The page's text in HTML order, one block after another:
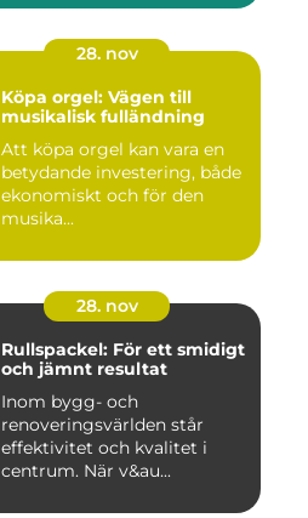
28. nov
Köpa orgel: Vägen till
musikalisk fulländning
Att köpa orgel kan vara en
betydande investering, både
ekonomiskt och för den
musika...
28. nov
Rullspackel: För ett smidigt
och jämnt resultat
Inom bygg- och
renoveringsvärlden står
effektivitet och kvalitet i
centrum. När v&au...